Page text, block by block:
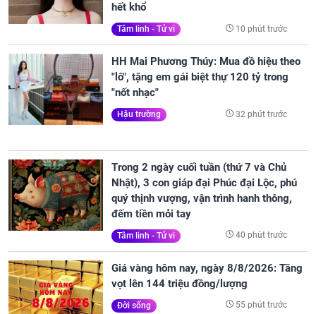
hết khổ
Tâm linh - Tử vi 10 phút trước
HH Mai Phương Thúy: Mua đồ hiệu theo
"lô", tặng em gái biệt thự 120 tỷ trong
"nốt nhạc"
Hậu trường 32 phút trước
Trong 2 ngày cuối tuần (thứ 7 và Chủ
Nhật), 3 con giáp đại Phúc đại Lộc, phú
quý thịnh vượng, vận trình hanh thông,
đếm tiền mỏi tay
Tâm linh - Tử vi 40 phút trước
Giá vàng hôm nay, ngày 8/8/2026: Tăng
vọt lên 144 triệu đồng/lượng
Đời sống 55 phút trước